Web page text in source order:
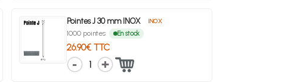
Pointes J 30 mm INOX INOX
1000 pointes En stock
26.90€ TTC
1